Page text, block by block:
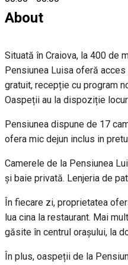
About
Situată în Craiova, la 400 de
Pensiunea Luisa oferă
gratuit, recepție cu program
Oaspeții au la dispoziție
Pensiunea dispune de 17
ofera mic dejun inclus in
Camerele de la Pensiunea
și baie privată. Lenjeria de
În fiecare zi, proprietatea
lua cina la restaurant. Mai
găsite în centrul orașului, la
În plus, oaspeții de la